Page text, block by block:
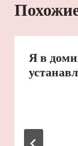
Я в